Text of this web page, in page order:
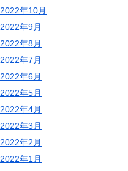
2022年10月
2022年9月
2022年8月
2022年7月
2022年6月
2022年5月
2022年4月
2022年3月
2022年2月
2022年1月